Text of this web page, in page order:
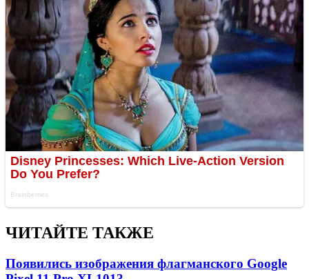
ЧИТАЙТЕ ТАКЖЕ
Появились изображения флагманского Google